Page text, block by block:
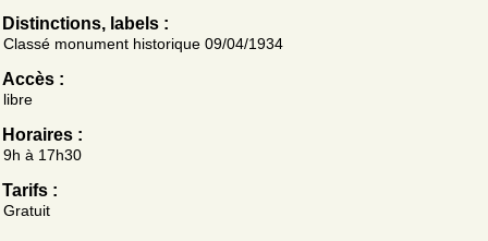
Distinctions, labels :
Classé monument historique 09/04/1934
Accès :
libre
Horaires :
9h à 17h30
Tarifs :
Gratuit